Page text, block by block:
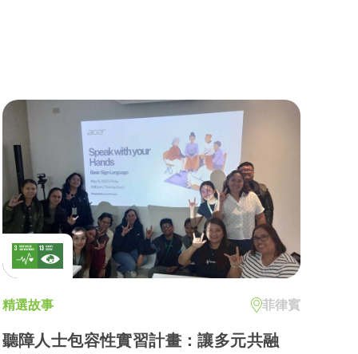
精選故事 菲律賓
聽障人士包容性實習計畫：讓多元共融